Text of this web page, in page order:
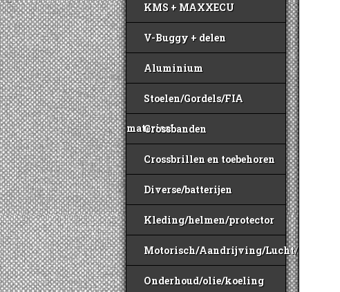
KMS + MAXXECU
V-Buggy + delen
Aluminium
Stoelen/Gordels/FIA
materiaal
Crossbanden
Crossbrillen en toebehoren
Diverse/batterijen
Kleding/helmen/protector
Motorisch/Aandrijving/Lucht/Benzine
Onderhoud/olie/koeling